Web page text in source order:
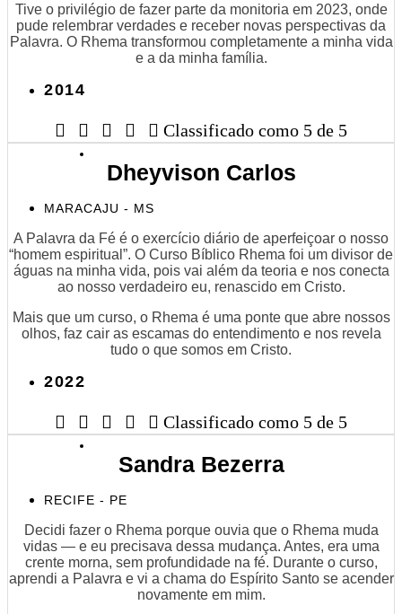
Tive o privilégio de fazer parte da monitoria em 2023, onde
pude relembrar verdades e receber novas perspectivas da
Palavra. O Rhema transformou completamente a minha vida
e a da minha família.
2014
     Classificado como 5 de 5
Dheyvison Carlos
MARACAJU - MS
A Palavra da Fé é o exercício diário de aperfeiçoar o nosso
“homem espiritual”. O Curso Bíblico Rhema foi um divisor de
águas na minha vida, pois vai além da teoria e nos conecta
ao nosso verdadeiro eu, renascido em Cristo.
Mais que um curso, o Rhema é uma ponte que abre nossos
olhos, faz cair as escamas do entendimento e nos revela
tudo o que somos em Cristo.
2022
     Classificado como 5 de 5
Sandra Bezerra
RECIFE - PE
Decidi fazer o Rhema porque ouvia que o Rhema muda
vidas — e eu precisava dessa mudança. Antes, era uma
crente morna, sem profundidade na fé. Durante o curso,
aprendi a Palavra e vi a chama do Espírito Santo se acender
novamente em mim.